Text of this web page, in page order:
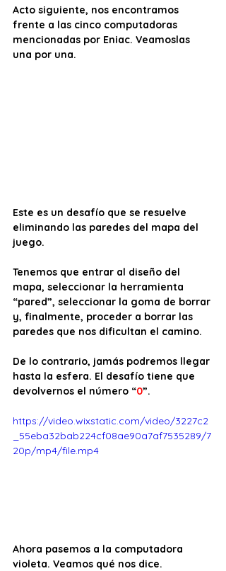
Acto siguiente, nos encontramos
frente a las cinco computadoras
mencionadas por Eniac. Veamoslas
una por una.
Este es un desafío que se resuelve
eliminando las paredes del mapa del
juego.
Tenemos que entrar al diseño del
mapa, seleccionar la herramienta
“pared”, seleccionar la goma de borrar
y, finalmente, proceder a borrar las
paredes que nos dificultan el camino.
De lo contrario, jamás podremos llegar
hasta la esfera. El desafío tiene que
devolvernos el número “0”.
https://video.wixstatic.com/video/3227c2
_55eba32bab224cf08ae90a7af7535289/7
20p/mp4/file.mp4
Ahora pasemos a la computadora
violeta. Veamos qué nos dice.